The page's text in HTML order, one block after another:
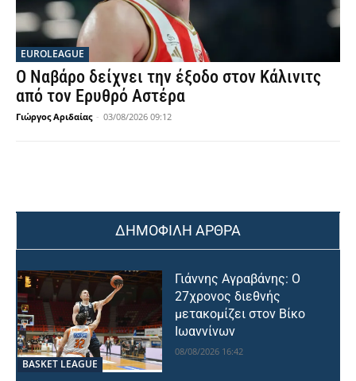
EUROLEAGUE
Ο Ναβάρο δείχνει την έξοδο στον Κάλινιτς
από τον Ερυθρό Αστέρα
Γιώργος Αριδαίας - 03/08/2026 09:12
ΔΗΜΟΦΙΛΗ ΑΡΘΡΑ
BASKET LEAGUE
Γιάννης Αγραβάνης: Ο
27χρονος διεθνής
μετακομίζει στον Βίκο
Ιωαννίνων
08/08/2026 16:42